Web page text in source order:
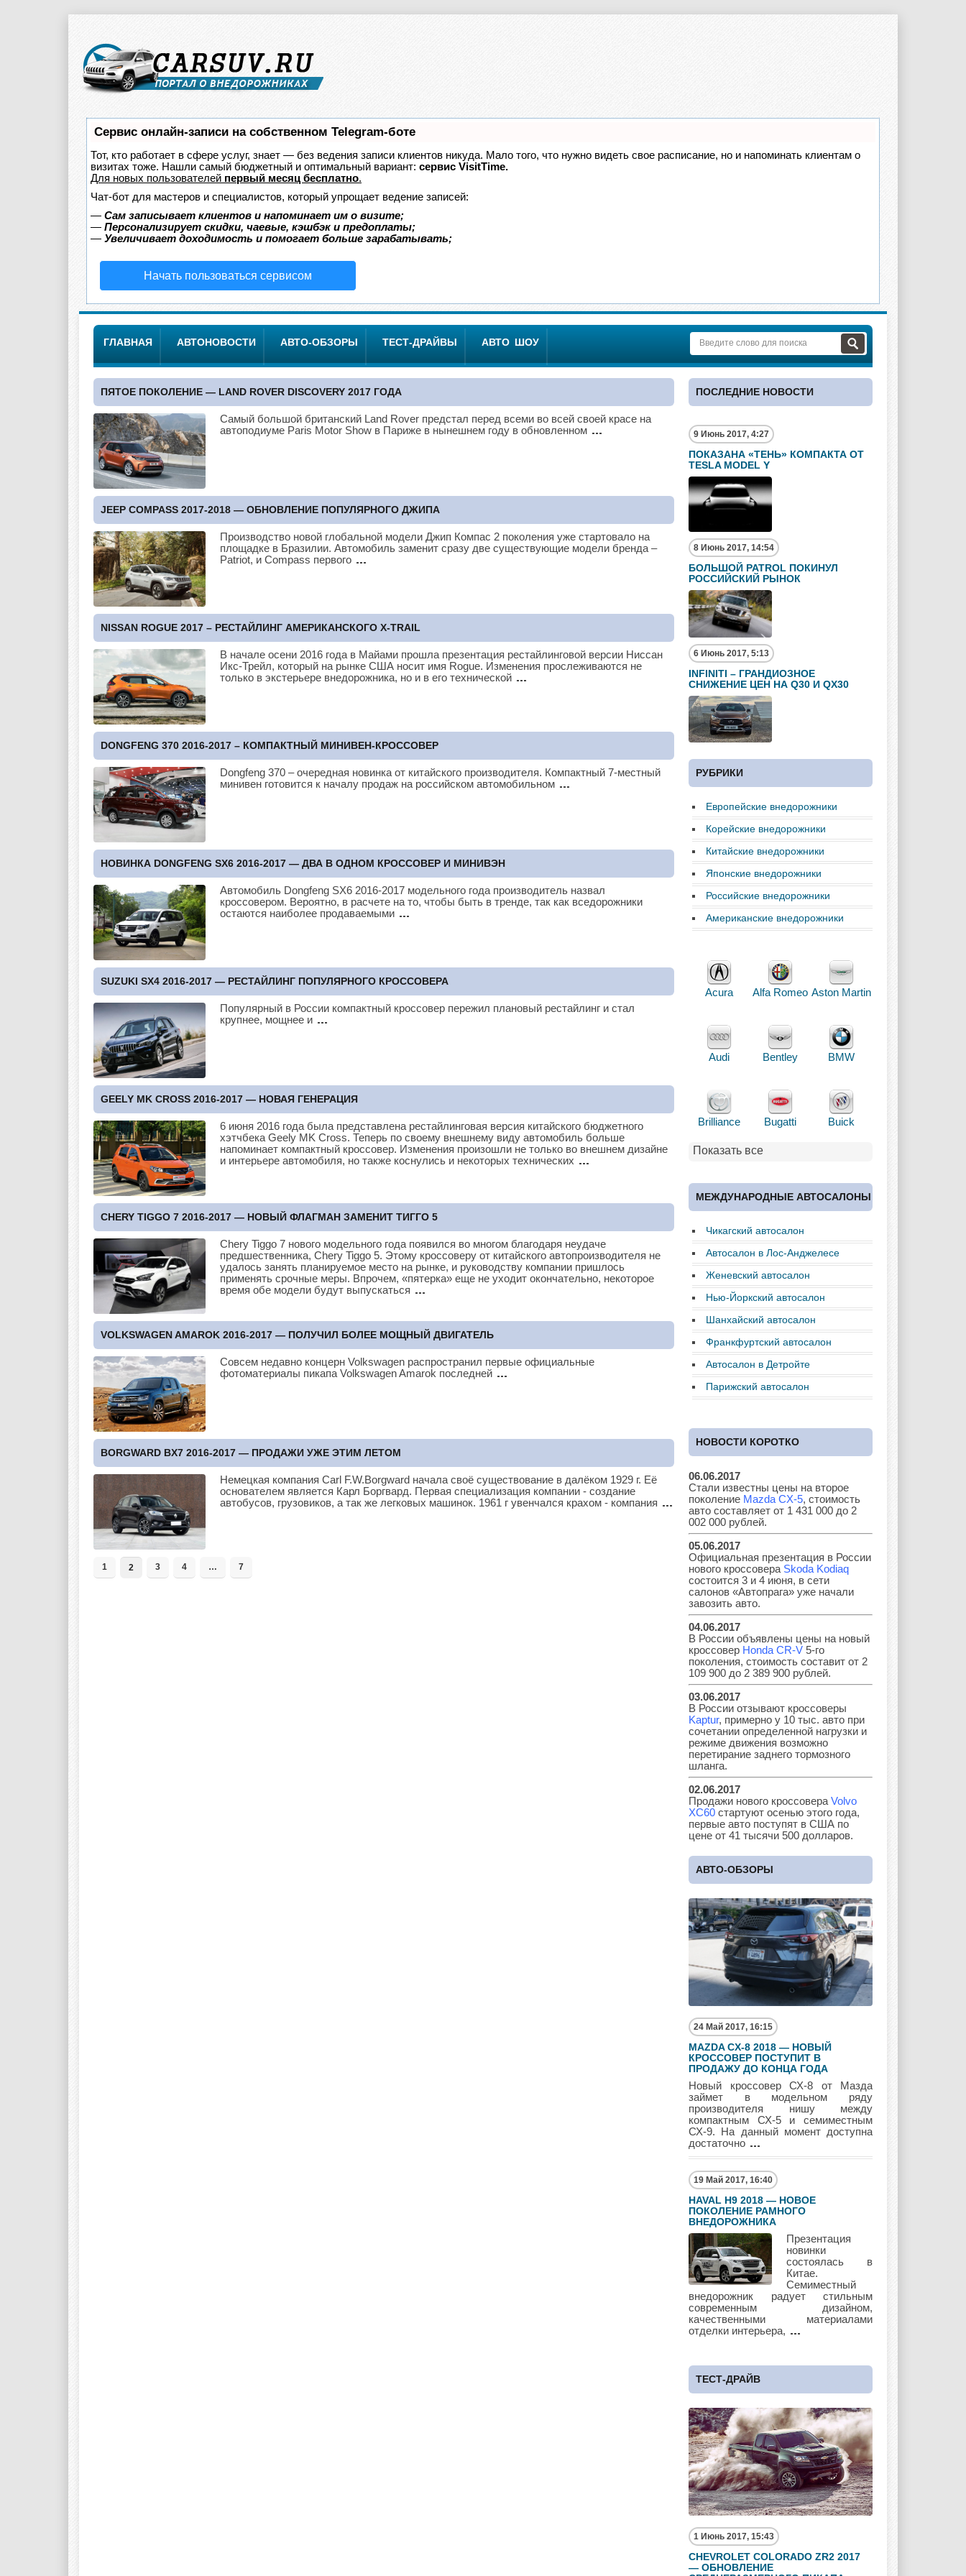
Сервис онлайн-записи на собственном Telegram-боте
Тот, кто работает в сфере услуг, знает — без ведения записи клиентов никуда. Мало того, что нужно видеть свое расписание, но и напоминать клиентам о
визитах тоже. Нашли самый бюджетный и оптимальный вариант: сервис VisitTime.
Для новых пользователей первый месяц бесплатно.
Чат-бот для мастеров и специалистов, который упрощает ведение записей:
— Сам записывает клиентов и напоминает им о визите;
— Персонализирует скидки, чаевые, кэшбэк и предоплаты;
— Увеличивает доходимость и помогает больше зарабатывать;
Начать пользоваться сервисом
ГЛАВНАЯ АВТОНОВОСТИ АВТО-ОБЗОРЫ ТЕСТ-ДРАЙВЫ АВТО ШОУ
ПЯТОЕ ПОКОЛЕНИЕ — LAND ROVER DISCOVERY 2017 ГОДА
Самый большой британский Land Rover предстал перед всеми во всей своей красе на
автоподиуме Paris Motor Show в Париже в нынешнем году в обновленном
JEEP COMPASS 2017-2018 — ОБНОВЛЕНИЕ ПОПУЛЯРНОГО ДЖИПА
Производство новой глобальной модели Джип Компас 2 поколения уже стартовало на
площадке в Бразилии. Автомобиль заменит сразу две существующие модели бренда –
Patriot, и Compass первого
NISSAN ROGUE 2017 – РЕСТАЙЛИНГ АМЕРИКАНСКОГО X-TRAIL
В начале осени 2016 года в Майами прошла презентация рестайлинговой версии Ниссан
Икс-Трейл, который на рынке США носит имя Rogue. Изменения прослеживаются не
только в экстерьере внедорожника, но и в его технической
DONGFENG 370 2016-2017 – КОМПАКТНЫЙ МИНИВЕН-КРОССОВЕР
Dongfeng 370 – очередная новинка от китайского производителя. Компактный 7-местный
минивен готовится к началу продаж на российском автомобильном
НОВИНКА DONGFENG SX6 2016-2017 — ДВА В ОДНОМ КРОССОВЕР И МИНИВЭН
Автомобиль Dongfeng SX6 2016-2017 модельного года производитель назвал
кроссовером. Вероятно, в расчете на то, чтобы быть в тренде, так как вседорожники
остаются наиболее продаваемыми
SUZUKI SX4 2016-2017 — РЕСТАЙЛИНГ ПОПУЛЯРНОГО КРОССОВЕРА
Популярный в России компактный кроссовер пережил плановый рестайлинг и стал
крупнее, мощнее и
GEELY MK CROSS 2016-2017 — НОВАЯ ГЕНЕРАЦИЯ
6 июня 2016 года была представлена рестайлинговая версия китайского бюджетного
хэтчбека Geely MK Cross. Теперь по своему внешнему виду автомобиль больше
напоминает компактный кроссовер. Изменения произошли не только во внешнем дизайне
и интерьере автомобиля, но также коснулись и некоторых технических
CHERY TIGGO 7 2016-2017 — НОВЫЙ ФЛАГМАН ЗАМЕНИТ ТИГГО 5
Chery Tiggo 7 нового модельного года появился во многом благодаря неудаче
предшественника, Chery Tiggo 5. Этому кроссоверу от китайского автопроизводителя не
удалось занять планируемое место на рынке, и руководству компании пришлось
применять срочные меры. Впрочем, «пятерка» еще не уходит окончательно, некоторое
время обе модели будут выпускаться
VOLKSWAGEN AMAROK 2016-2017 — ПОЛУЧИЛ БОЛЕЕ МОЩНЫЙ ДВИГАТЕЛЬ
Совсем недавно концерн Volkswagen распространил первые официальные
фотоматериалы пикапа Volkswagen Amarok последней
BORGWARD BX7 2016-2017 — ПРОДАЖИ УЖЕ ЭТИМ ЛЕТОМ
Немецкая компания Carl F.W.Borgward начала своё существование в далёком 1929 г. Её
основателем является Карл Боргвард. Первая специализация компании - создание
автобусов, грузовиков, а так же легковых машинок. 1961 г увенчался крахом - компания
1 2 3 4 … 7
ПОСЛЕДНИЕ НОВОСТИ
9 Июнь 2017, 4:27
ПОКАЗАНА «ТЕНЬ» КОМПАКТА ОТ
TESLA MODEL Y
8 Июнь 2017, 14:54
БОЛЬШОЙ PATROL ПОКИНУЛ
РОССИЙСКИЙ РЫНОК
6 Июнь 2017, 5:13
INFINITI – ГРАНДИОЗНОЕ
СНИЖЕНИЕ ЦЕН НА Q30 И QX30
РУБРИКИ
Европейские внедорожники
Корейские внедорожники
Китайские внедорожники
Японские внедорожники
Российские внедорожники
Американские внедорожники
Acura Alfa Romeo Aston Martin
Audi Bentley BMW
Brilliance Bugatti Buick
Cadillac Chery Chevrolet
Chrysler Citroen Dacia
Daewoo Dodge
Fiat Ford Great Wall
GAZ Geely
Honda Hyundai Infiniti
JAC Jaguar Jeep
Kia Lada Lamborghini
Lancia Land Rover Lifan
Lexus
Maserati Maybach Mazda
Mercedes Mercury Mini
Mitsubishi Nissan Opel
Pagani Peugeot
Porshe Renault Rolls Royce
Rover Saab Scion
Seat Skoda
Subaru Suzuki Toyota
Volvo Zotye
Показать все
МЕЖДУНАРОДНЫЕ АВТОСАЛОНЫ
Чикагский автосалон
Автосалон в Лос-Анджелесе
Женевский автосалон
Нью-Йоркский автосалон
Шанхайский автосалон
Франкфуртский автосалон
Автосалон в Детройте
Парижский автосалон
НОВОСТИ КОРОТКО
06.06.2017
Стали известны цены на второе
поколение Mazda CX-5, стоимость
авто составляет от 1 431 000 до 2
002 000 рублей.
05.06.2017
Официальная презентация в России
нового кроссовера Skoda Kodiaq
состоится 3 и 4 июня, в сети
салонов «Автопрага» уже начали
завозить авто.
04.06.2017
В России объявлены цены на новый
кроссовер Honda CR-V 5-го
поколения, стоимость составит от 2
109 900 до 2 389 900 рублей.
03.06.2017
В России отзывают кроссоверы
Kaptur, примерно у 10 тыс. авто при
сочетании определенной нагрузки и
режиме движения возможно
перетирание заднего тормозного
шланга.
02.06.2017
Продажи нового кроссовера Volvo
XC60 стартуют осенью этого года,
первые авто поступят в США по
цене от 41 тысячи 500 долларов.
АВТО-ОБЗОРЫ
24 Май 2017, 16:15
MAZDA CX-8 2018 — НОВЫЙ
КРОССОВЕР ПОСТУПИТ В
ПРОДАЖУ ДО КОНЦА ГОДА
Новый кроссовер СХ-8 от Мазда
займет в модельном ряду
производителя нишу между
компактным СХ-5 и семиместным
СХ-9. На данный момент доступна
достаточно
19 Май 2017, 16:40
HAVAL H9 2018 — НОВОЕ
ПОКОЛЕНИЕ РАМНОГО
ВНЕДОРОЖНИКА
Презентация
новинки
состоялась в
Китае.
Семиместный
внедорожник радует стильным
современным дизайном,
качественными материалами
отделки интерьера,
ТЕСТ-ДРАЙВ
1 Июнь 2017, 15:43
CHEVROLET COLORADO ZR2 2017
— ОБНОВЛЕНИЕ